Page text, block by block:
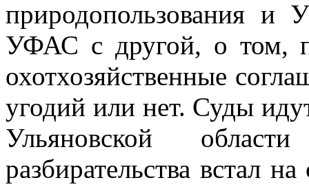
природопользования
УФАС с другой, о том,
охотхозяйственные
угодий или нет. Суды
Ульяновской
разбирательства встал